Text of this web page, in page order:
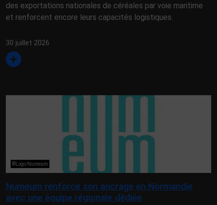
des exportations nationales de céréales par voie maritime
et renforcent encore leurs capacités logistiques.
30 juillet 2026
©Logo Numeum
Numeum renforce son ancrage en Normandie
avec une équipe régionale dédiée